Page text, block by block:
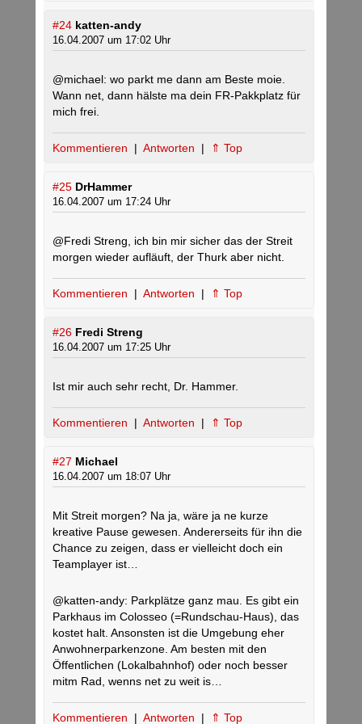
#24 katten-andy
16.04.2007 um 17:02 Uhr
@michael: wo parkt me dann am Beste moie.
Wann net, dann hälste ma dein FR-Pakkplatz für
mich frei.
Kommentieren | Antworten | ⇑ Top
#25 DrHammer
16.04.2007 um 17:24 Uhr
@Fredi Streng, ich bin mir sicher das der Streit
morgen wieder aufläuft, der Thurk aber nicht.
Kommentieren | Antworten | ⇑ Top
#26 Fredi Streng
16.04.2007 um 17:25 Uhr
Ist mir auch sehr recht, Dr. Hammer.
Kommentieren | Antworten | ⇑ Top
#27 Michael
16.04.2007 um 18:07 Uhr
Mit Streit morgen? Na ja, wäre ja ne kurze
kreative Pause gewesen. Andererseits für ihn die
Chance zu zeigen, dass er vielleicht doch ein
Teamplayer ist…
@katten-andy: Parkplätze ganz mau. Es gibt ein
Parkhaus im Colosseo (=Rundschau-Haus), das
kostet halt. Ansonsten ist die Umgebung eher
Anwohnerparkenzone. Am besten mit den
Öffentlichen (Lokalbahnhof) oder noch besser
mitm Rad, wenns net zu weit is…
Kommentieren | Antworten | ⇑ Top